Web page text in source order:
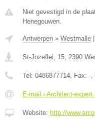
Niet gevestigd in de
Henegouwen.
Antwerpen » Westmalle |
St-Jozeflei, 15 2390
Tel: 0486877714 , Fax: -
E-mail › Architect-
Website: http://